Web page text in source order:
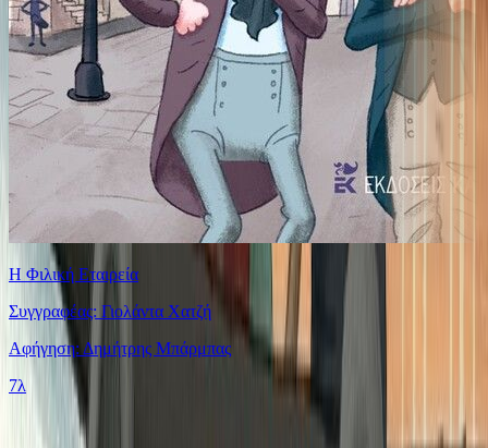
Η Φιλική Εταιρεία
Συγγραφέας: Γιολάντα Χατζή
Αφήγηση: Δημήτρης Μπάρμπας
7λ
Ίδιος Αφηγητής